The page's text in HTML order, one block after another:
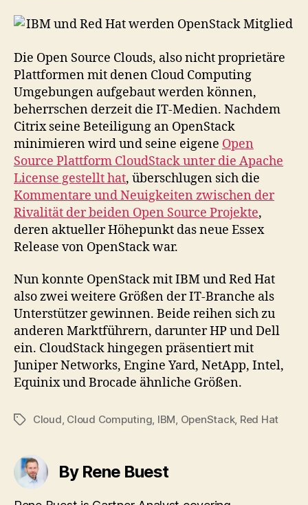
Die Open Source Clouds, also nicht proprietäre
Plattformen mit denen Cloud Computing
Umgebungen aufgebaut werden können,
beherrschen derzeit die IT-Medien. Nachdem
Citrix seine Beteiligung an OpenStack
minimieren wird und seine eigene Open
Source Plattform CloudStack unter die Apache
License gestellt hat, überschlugen sich die
Kommentare und Neuigkeiten zwischen der
Rivalität der beiden Open Source Projekte,
deren aktueller Höhepunkt das neue Essex
Release von OpenStack war.
Nun konnte OpenStack mit IBM und Red Hat
also zwei weitere Größen der IT-Branche als
Unterstützer gewinnen. Beide reihen sich zu
anderen Marktführern, darunter HP und Dell
ein. CloudStack hingegen präsentiert mit
Juniper Networks, Engine Yard, NetApp, Intel,
Equinix und Brocade ähnliche Größen.
TagsCloud, Cloud Computing, IBM, OpenStack, Red Hat
By Rene Buest